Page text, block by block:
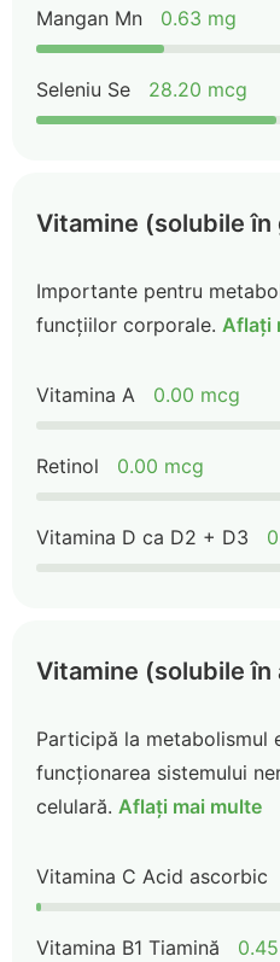
Mangan Mn 0.63 mg
Seleniu Se 28.20 mcg
Vitamine (solubile în
Importante pentru
funcțiilor corporale. Aflați
Vitamina A 0.00 mcg
Retinol 0.00 mcg
Vitamina D ca D2 + D3
Vitamine (solubile în
Participă la metabolismul
funcționarea sistemului
celulară. Aflați mai multe
Vitamina C Acid ascorbic
Vitamina B1 Tiamină